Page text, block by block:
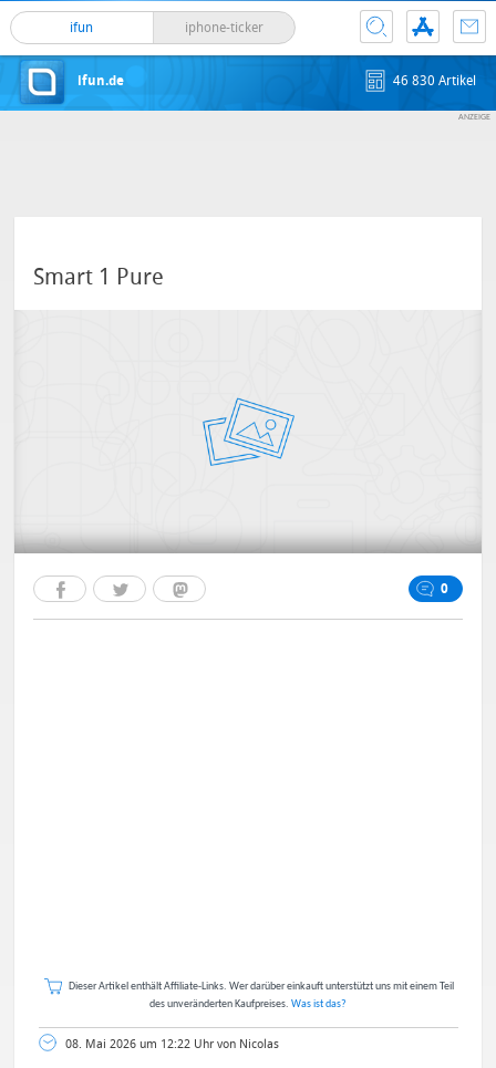
ifun iphone-ticker
ifun.de 46 830 Artikel
Smart 1 Pure
0
Dieser Artikel enthält Affiliate-Links. Wer darüber einkauft unterstützt uns mit einem Teil
des unveränderten Kaufpreises. Was ist das?
08. Mai 2026 um 12:22 Uhr von Nicolas